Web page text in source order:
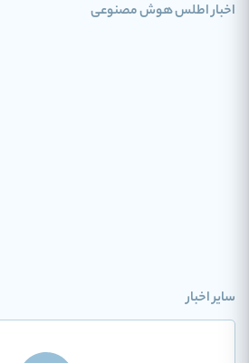
اخبار اطلس هوش مصنوعی
سایر اخبار